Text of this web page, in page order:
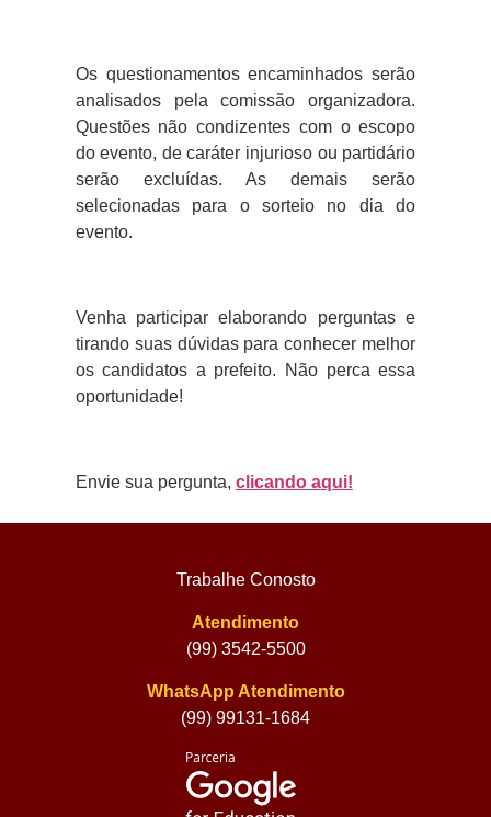
Os questionamentos encaminhados serão
analisados pela comissão organizadora.
Questões não condizentes com o escopo
do evento, de caráter injurioso ou partidário
serão excluídas. As demais serão
selecionadas para o sorteio no dia do
evento.
Venha participar elaborando perguntas e
tirando suas dúvidas para conhecer melhor
os candidatos a prefeito. Não perca essa
oportunidade!
Envie sua pergunta, clicando aqui!
Trabalhe Conosto
Atendimento
(99) 3542-5500
WhatsApp Atendimento
(99) 99131-1684